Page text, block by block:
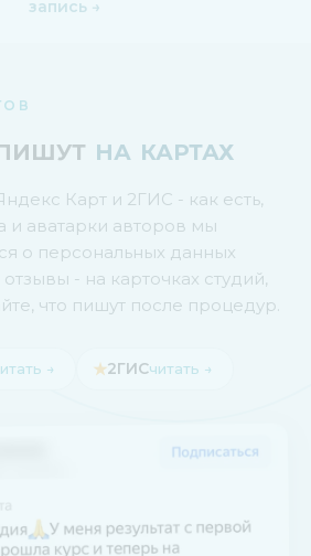
запись →
на картах
Карт и 2ГИС - как есть,
и аватарки авторов мы
о персональных данных
- на карточках студий,
что пишут после процедур.
→ ★2ГИСчитать →